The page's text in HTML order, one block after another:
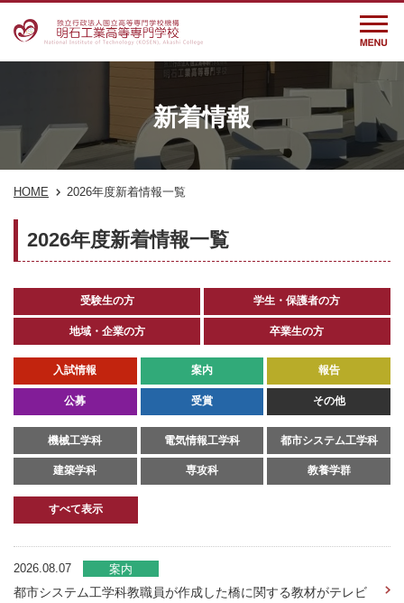
新着情報
HOME 2026年度新着情報一覧
2026年度新着情報一覧
受験生の方 学生・保護者の方
地域・企業の方 卒業生の方
入試情報 案内 報告
公募 受賞 その他
機械工学科 電気情報工学科 都市システム工学科
建築学科 専攻科 教養学群
すべて表示
2026.08.07 案内
都市システム工学科教職員が作成した橋に関する教材がテレビ